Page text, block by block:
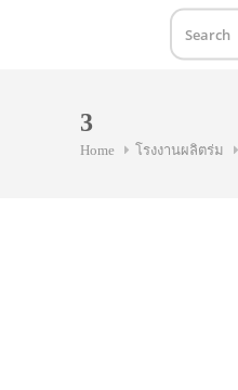
3
Home โรงงานผลิตร่ม